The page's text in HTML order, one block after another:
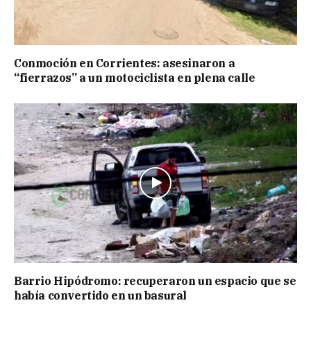
Conmoción en Corrientes: asesinaron a
“fierrazos” a un motociclista en plena calle
Barrio Hipódromo: recuperaron un espacio que se
había convertido en un basural